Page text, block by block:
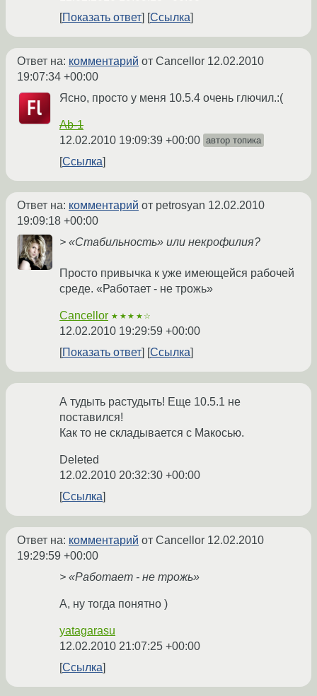
Показать ответ
Ссылка
Ответ на: комментарий от Cancellor 12.02.2010
19:07:34 +00:00
Ясно, просто у меня 10.5.4 очень глючил.:(
Ab-1
12.02.2010 19:09:39 +00:00 автор топика
Ссылка
Ответ на: комментарий от petrosyan 12.02.2010
19:09:18 +00:00
> «Стабильность» или некрофилия?
Просто привычка к уже имеющейся рабочей
среде. «Работает - не трожь»
Cancellor ★★★★☆
12.02.2010 19:29:59 +00:00
Показать ответ
Ссылка
А тудыть растудыть! Еще 10.5.1 не
поставился!
Как то не складывается с Макосью.
Deleted
12.02.2010 20:32:30 +00:00
Ссылка
Ответ на: комментарий от Cancellor 12.02.2010
19:29:59 +00:00
> «Работает - не трожь»
А, ну тогда понятно )
yatagarasu
12.02.2010 21:07:25 +00:00
Ссылка